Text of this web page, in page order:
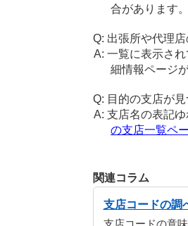
合があります。
出張所や代理
一覧に表示さ
細情報ページ
目的の支店が
支店名の表記
の支店一覧ペ
関連コラム
支店コードの調